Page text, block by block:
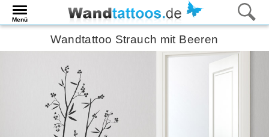
Menü
Wandtattoo Strauch mit Beeren